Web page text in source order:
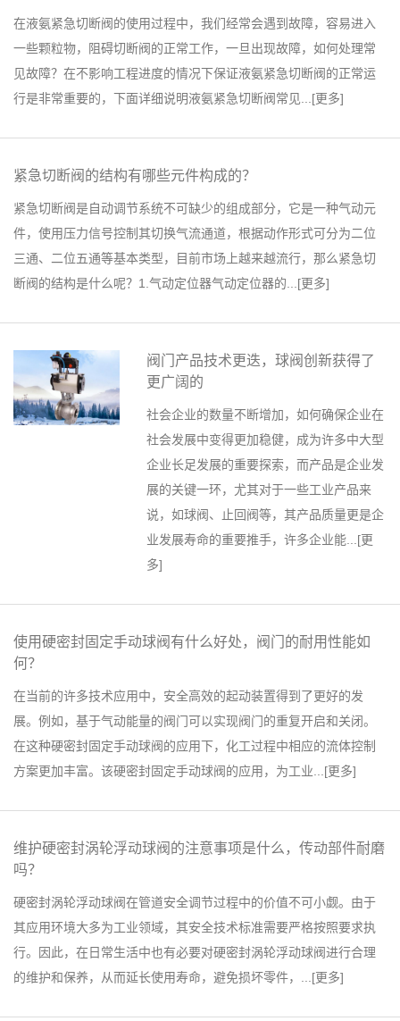
在液氨紧急切断阀的使用过程中，我们经常会遇到故障，容易进入
一些颗粒物，阻碍切断阀的正常工作，一旦出现故障，如何处理常
见故障？在不影响工程进度的情况下保证液氨紧急切断阀的正常运
行是非常重要的，下面详细说明液氨紧急切断阀常见...[更多]
紧急切断阀的结构有哪些元件构成的？
紧急切断阀是自动调节系统不可缺少的组成部分，它是一种气动元
件，使用压力信号控制其切换气流通道，根据动作形式可分为二位
三通、二位五通等基本类型，目前市场上越来越流行，那么紧急切
断阀的结构是什么呢？1.气动定位器气动定位器的...[更多]
阀门产品技术更迭，球阀创新获得了
更广阔的
社会企业的数量不断增加，如何确保企业在
社会发展中变得更加稳健，成为许多中大型
企业长足发展的重要探索，而产品是企业发
展的关键一环，尤其对于一些工业产品来
说，如球阀、止回阀等，其产品质量更是企
业发展寿命的重要推手，许多企业能...[更
多]
使用硬密封固定手动球阀有什么好处，阀门的耐用性能如
何？
在当前的许多技术应用中，安全高效的起动装置得到了更好的发
展。例如，基于气动能量的阀门可以实现阀门的重复开启和关闭。
在这种硬密封固定手动球阀的应用下，化工过程中相应的流体控制
方案更加丰富。该硬密封固定手动球阀的应用，为工业...[更多]
维护硬密封涡轮浮动球阀的注意事项是什么，传动部件耐磨
吗？
硬密封涡轮浮动球阀在管道安全调节过程中的价值不可小觑。由于
其应用环境大多为工业领域，其安全技术标准需要严格按照要求执
行。因此，在日常生活中也有必要对硬密封涡轮浮动球阀进行合理
的维护和保养，从而延长使用寿命，避免损坏零件，...[更多]